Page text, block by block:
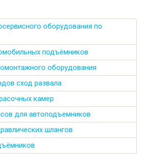
оборудования по
подъёмников
оборудования
сход развала
камер
для автоподъемников
шлангов